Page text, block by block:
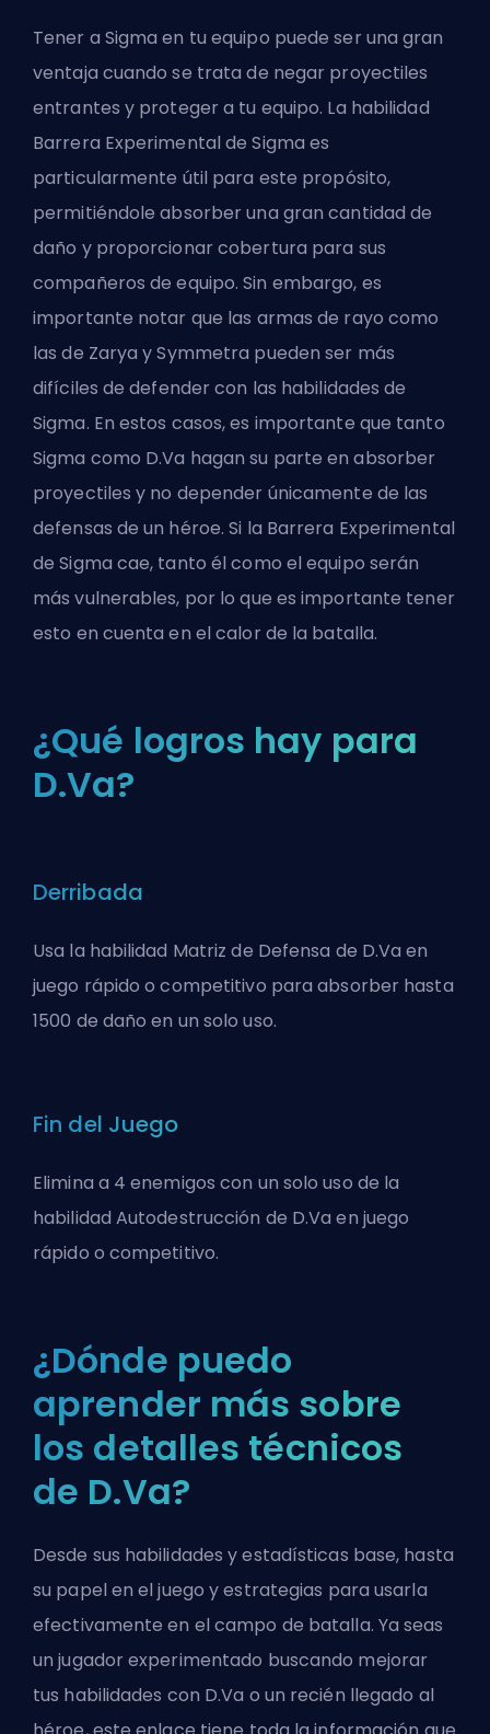
Tener a Sigma en tu equipo puede ser una gran
ventaja cuando se trata de negar proyectiles
entrantes y proteger a tu equipo. La habilidad
Barrera Experimental de Sigma es
particularmente útil para este propósito,
permitiéndole absorber una gran cantidad de
daño y proporcionar cobertura para sus
compañeros de equipo. Sin embargo, es
importante notar que las armas de rayo como
las de Zarya y Symmetra pueden ser más
difíciles de defender con las habilidades de
Sigma. En estos casos, es importante que tanto
Sigma como D.Va hagan su parte en absorber
proyectiles y no depender únicamente de las
defensas de un héroe. Si la Barrera Experimental
de Sigma cae, tanto él como el equipo serán
más vulnerables, por lo que es importante tener
esto en cuenta en el calor de la batalla.
¿Qué logros hay para
D.Va?
Derribada
Usa la habilidad Matriz de Defensa de D.Va en
juego rápido o competitivo para absorber hasta
1500 de daño en un solo uso.
Fin del Juego
Elimina a 4 enemigos con un solo uso de la
habilidad Autodestrucción de D.Va en juego
rápido o competitivo.
¿Dónde puedo
aprender más sobre
los detalles técnicos
de D.Va?
Desde sus habilidades y estadísticas base, hasta
su papel en el juego y estrategias para usarla
efectivamente en el campo de batalla. Ya seas
un jugador experimentado buscando mejorar
tus habilidades con D.Va o un recién llegado al